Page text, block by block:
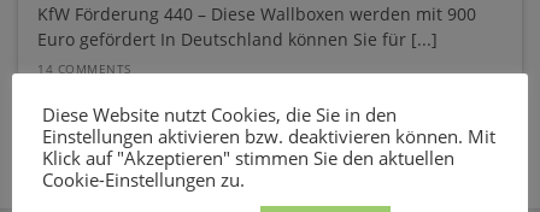
KfW Förderung 440 – Diese Wallboxen werden mit 900
Euro gefördert In Deutschland können Sie für [...]
14 COMMENTS
Diese Website nutzt Cookies, die Sie in den
Einstellungen aktivieren bzw. deaktivieren können. Mit
Klick auf "Akzeptieren" stimmen Sie den aktuellen
Cookie-Einstellungen zu.